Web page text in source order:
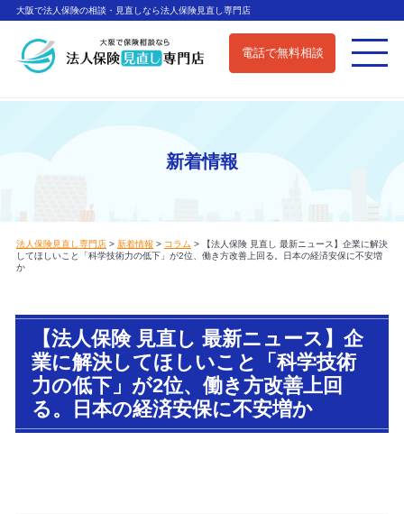
大阪で法人保険の相談・見直しなら法人保険見直し専門店
電話で無料相談
新着情報
法人保険見直し専門店> 新着情報 > コラム >
【法人保険 見直し 最新ニュース】企業に解決
してほしいこと「科学技術力の低下」が2位、働き方改善上回る。日本の経済安保に不安増
か
【法人保険 見直し 最新ニュース】企
業に解決してほしいこと「科学技術
力の低下」が2位、働き方改善上回
る。日本の経済安保に不安増か